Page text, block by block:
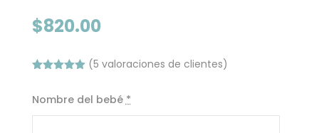
$820.00
5 en base
valoracione
(5 valoraciones de clientes)
Nombre del bebé *